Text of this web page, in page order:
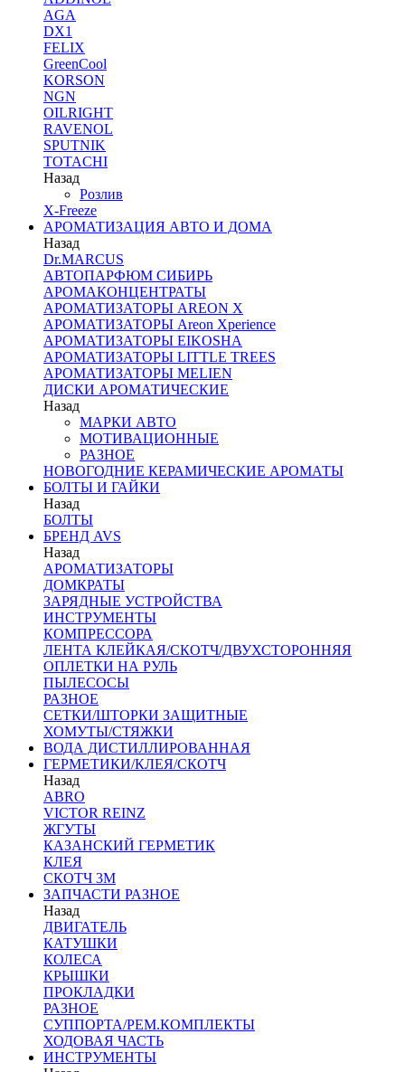
AGA
DX1
FELIX
GreenCool
KORSON
NGN
OILRIGHT
RAVENOL
SPUTNIK
TOTACHI
Назад
Розлив
X-Freeze
АРОМАТИЗАЦИЯ АВТО И ДОМА
Назад
Dr.MARCUS
АВТОПАРФЮМ СИБИРЬ
АРОМАКОНЦЕНТРАТЫ
АРОМАТИЗАТОРЫ AREON X
АРОМАТИЗАТОРЫ Areon Xperience
АРОМАТИЗАТОРЫ EIKOSHA
АРОМАТИЗАТОРЫ LITTLE TREES
АРОМАТИЗАТОРЫ MELIEN
ДИСКИ АРОМАТИЧЕСКИЕ
Назад
МАРКИ АВТО
МОТИВАЦИОННЫЕ
РАЗНОЕ
НОВОГОДНИЕ КЕРАМИЧЕСКИЕ АРОМАТЫ
БОЛТЫ И ГАЙКИ
Назад
БОЛТЫ
БРЕНД AVS
Назад
АРОМАТИЗАТОРЫ
ДОМКРАТЫ
ЗАРЯДНЫЕ УСТРОЙСТВА
ИНСТРУМЕНТЫ
КОМПРЕССОРА
ЛЕНТА КЛЕЙКАЯ/СКОТЧ/ДВУХСТОРОННЯЯ
ОПЛЕТКИ НА РУЛЬ
ПЫЛЕСОСЫ
РАЗНОЕ
СЕТКИ/ШТОРКИ ЗАЩИТНЫЕ
ХОМУТЫ/СТЯЖКИ
ВОДА ДИСТИЛЛИРОВАННАЯ
ГЕРМЕТИКИ/КЛЕЯ/СКОТЧ
Назад
ABRO
VICTOR REINZ
ЖГУТЫ
КАЗАНСКИЙ ГЕРМЕТИК
КЛЕЯ
СКОТЧ 3М
ЗАПЧАСТИ РАЗНОЕ
Назад
ДВИГАТЕЛЬ
КАТУШКИ
КОЛЕСА
КРЫШКИ
ПРОКЛАДКИ
РАЗНОЕ
СУППОРТА/РЕМ.КОМПЛЕКТЫ
ХОДОВАЯ ЧАСТЬ
ИНСТРУМЕНТЫ